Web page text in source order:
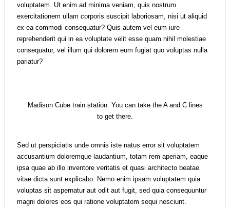
voluptatem. Ut enim ad minima veniam, quis nostrum
exercitationem ullam corporis suscipit laboriosam, nisi ut aliquid
ex ea commodi consequatur? Quis autem vel eum iure
reprehenderit qui in ea voluptate velit esse quam nihil molestiae
consequatur, vel illum qui dolorem eum fugiat quo voluptas nulla
pariatur?
Madison Cube train station. You can take the A and C lines
to get there.
Sed ut perspiciatis unde omnis iste natus error sit voluptatem
accusantium doloremque laudantium, totam rem aperiam, eaque
ipsa quae ab illo inventore veritatis et quasi architecto beatae
vitae dicta sunt explicabo. Nemo enim ipsam voluptatem quia
voluptas sit aspernatur aut odit aut fugit, sed quia consequuntur
magni dolores eos qui ratione voluptatem sequi nesciunt.